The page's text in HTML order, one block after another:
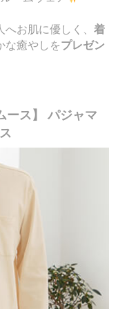
へお肌に優しく、着
な癒やしをプレゼン
ース】 パジャマ